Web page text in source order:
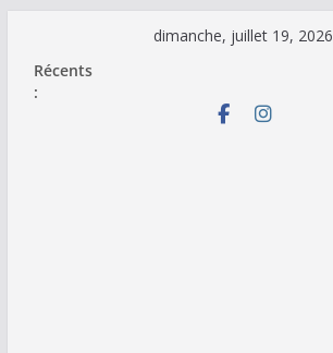
contenu
dimanche, juillet 19, 2026
Récents
: